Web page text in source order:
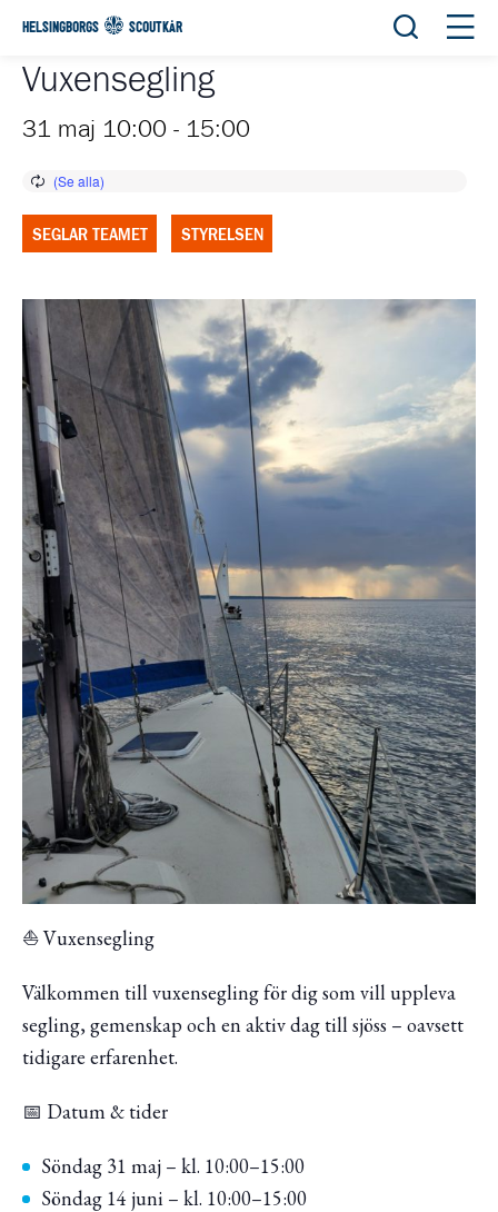
HELSINGBORGS SCOUTKÅR Öppna
Vuxensegling
31 maj 10:00 - 15:00
SEGLAR TEAMET STYRELSEN
⛵ Vuxensegling
Välkommen till vuxensegling för dig som vill uppleva
segling, gemenskap och en aktiv dag till sjöss – oavsett
tidigare erfarenhet.
📅 Datum & tider
Söndag 31 maj – kl. 10:00–15:00
Söndag 14 juni – kl. 10:00–15:00